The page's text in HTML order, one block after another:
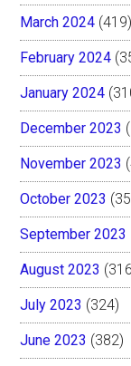
March 2024 (419)
February 2024
January 2024
December 2023
November 2023
October 2023
September 2023
August 2023
July 2023 (324)
June 2023 (382)